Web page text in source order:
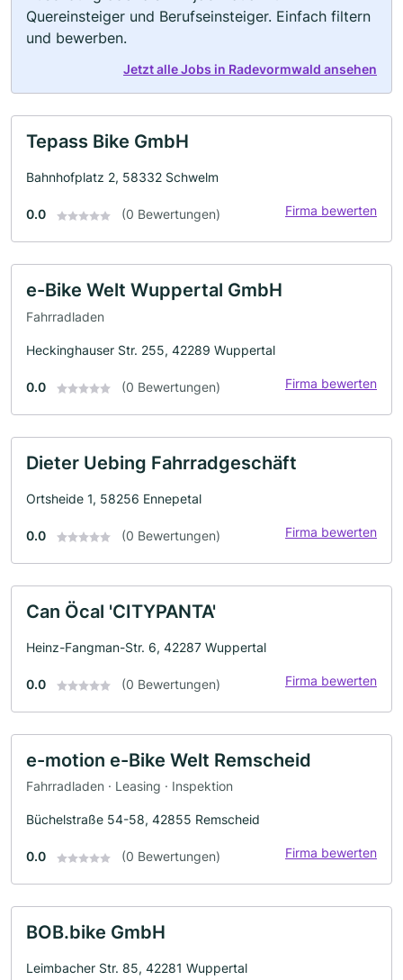
Quereinsteiger und Berufseinsteiger. Einfach filtern
und bewerben.
Jetzt alle Jobs in Radevormwald ansehen
Tepass Bike GmbH
Bahnhofplatz 2, 58332 Schwelm
0.0 (0 Bewertungen) Firma bewerten
e-Bike Welt Wuppertal GmbH
Fahrradladen
Heckinghauser Str. 255, 42289 Wuppertal
0.0 (0 Bewertungen) Firma bewerten
Dieter Uebing Fahrradgeschäft
Ortsheide 1, 58256 Ennepetal
0.0 (0 Bewertungen) Firma bewerten
Can Öcal 'CITYPANTA'
Heinz-Fangman-Str. 6, 42287 Wuppertal
0.0 (0 Bewertungen) Firma bewerten
e-motion e-Bike Welt Remscheid
Fahrradladen · Leasing · Inspektion
Büchelstraße 54-58, 42855 Remscheid
0.0 (0 Bewertungen) Firma bewerten
BOB.bike GmbH
Leimbacher Str. 85, 42281 Wuppertal